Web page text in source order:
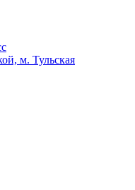
м. Тульская